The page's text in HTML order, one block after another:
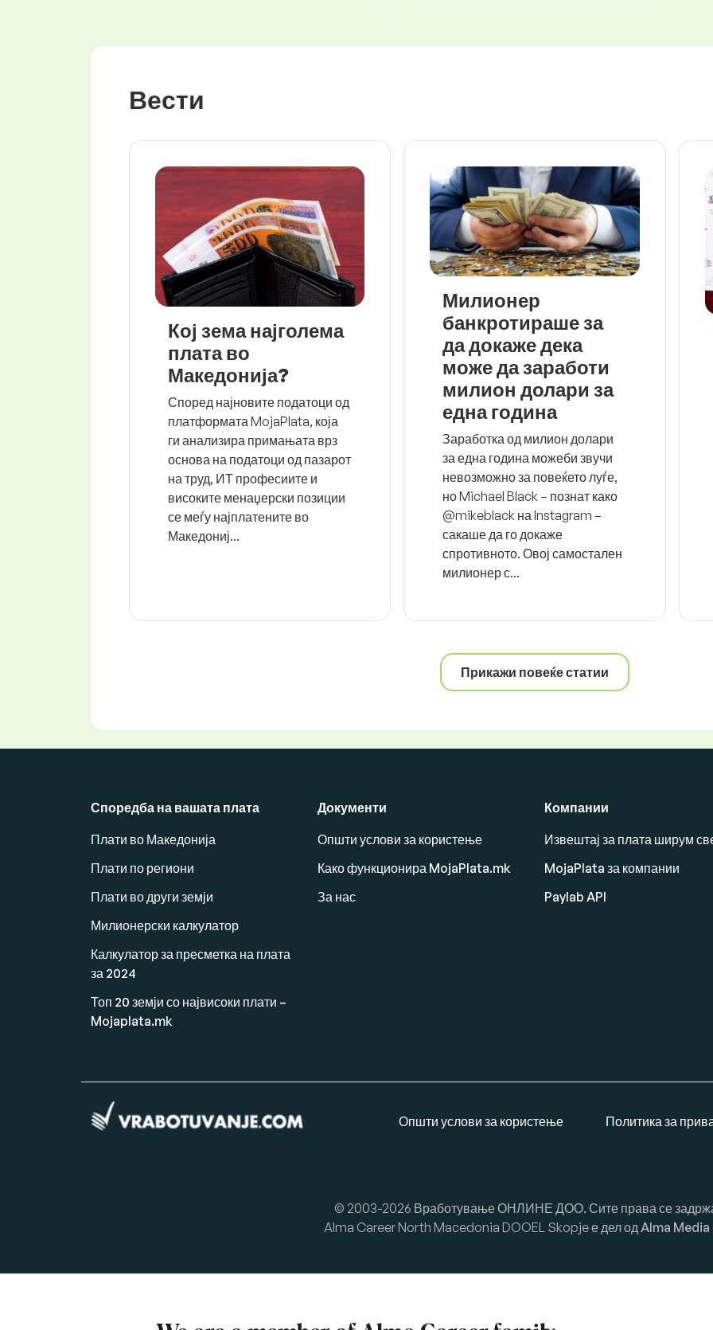
Вести
Кој зема најголема
плата во
Македонија?
Според најновите податоци од
платформата MojaPlata, која
ги анализира примањата врз
основа на податоци од пазарот
на труд, ИТ професиите и
високите менаџерски позиции
се меѓу најплатените во
Македониј...
Милионер
банкротираше за
да докаже дека
може да заработи
милион долари за
една година
Заработка од милион долари
за една година можеби звучи
невозможно за повеќето луѓе,
но Michael Black – познат како
@mikeblack на Instagram –
сакаше да го докаже
спротивното. Овој самостален
милионер с...
Прикажи повеќе статии
Споредба на вашата плата
Плати во Македонија
Плати по региони
Плати во други земји
Милионерски калкулатор
Калкулатор за пресметка на плата
за 2024
Топ 20 земји со највисоки плати –
Mojaplata.mk
Документи
Општи услови за користење
Како функционира MojaPlata.mk
За нас
Компании
Извештај за плата ширум
MojaPlata за компании
Paylab API
Општи услови за користење Политика за
© 2003-2026 Вработување ОНЛИНЕ ДОО. Сите права се
Alma Career North Macedonia DOOEL Skopje е дел од Alma Media